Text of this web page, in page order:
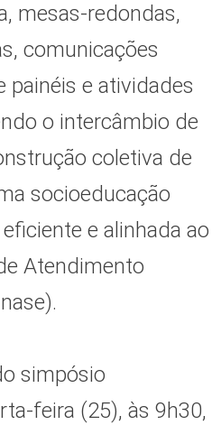
mesas-redondas,
comunicações
painéis e atividades
o intercâmbio de
coletiva de
socioeducação
e alinhada ao
Atendimento
simpósio
feira (25), às 9h30,